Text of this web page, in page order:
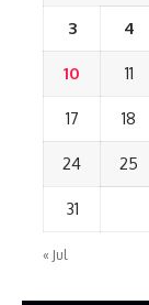
3 4
10 11
17 18
24 25
31
« Jul